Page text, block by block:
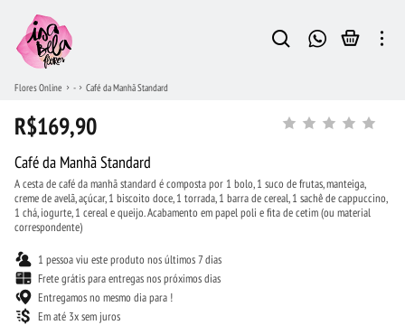
Flores Online - Café da Manhã Standard
R$169,90
Café da Manhã Standard
A cesta de café da manhã standard é composta por 1 bolo, 1 suco de frutas, manteiga,
creme de avelã, açúcar, 1 biscoito doce, 1 torrada, 1 barra de cereal, 1 sachê de cappuccino,
1 chá, iogurte, 1 cereal e queijo. Acabamento em papel poli e fita de cetim (ou material
correspondente)
1 pessoa viu este produto nos últimos 7 dias
Frete grátis para entregas nos próximos dias
Entregamos no mesmo dia para !
Em até 3x sem juros